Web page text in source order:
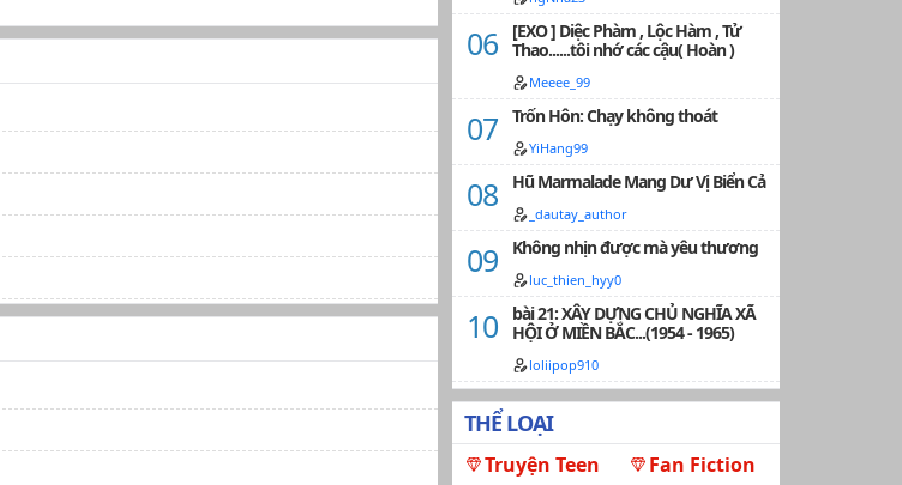
[EXO ] Diệc Phàm , Lộc Hàm , Tử
Thao......tôi nhớ các cậu( Hoàn )
Meeee_99
Trốn Hôn: Chạy không thoát
YiHang99
Hũ Marmalade Mang Dư Vị Biển Cả
_dautay_author
Không nhịn được mà yêu thương
luc_thien_hyy0
bài 21: XÂY DỰNG CHỦ NGHĨA XÃ
HỘI Ở MIỀN BẮC...(1954 - 1965)
loliipop910
THỂ LOẠI
Truyện Teen
Fan Fiction